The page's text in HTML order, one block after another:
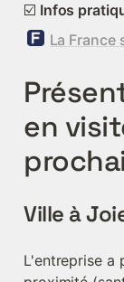
☑️ Infos
La France
en
Ville à
L'entreprise a